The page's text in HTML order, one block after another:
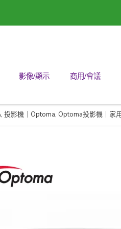
影像/顯示 商用/會議
, 投影機｜Optoma, Optoma投影機｜家